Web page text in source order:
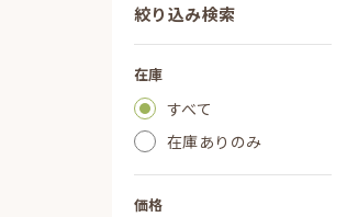
絞り込み検索
在庫
すべて
在庫ありのみ
価格